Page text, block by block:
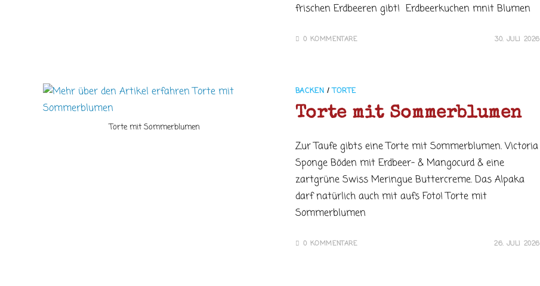
frischen Erdbeeren gibt! Erdbeerkuchen mnit Blumen
0 KOMMENTARE 30. JULI 2026
Torte mit Sommerblumen
BACKEN /TORTE
Torte mit Sommerblumen
Zur Taufe gibts eine Torte mit Sommerblumen. Victoria
Sponge Böden mit Erdbeer- & Mangocurd & eine
zartgrüne Swiss Meringue Buttercreme. Das Alpaka
darf natürlich auch mit aufs Foto! Torte mit
Sommerblumen
0 KOMMENTARE 26. JULI 2026